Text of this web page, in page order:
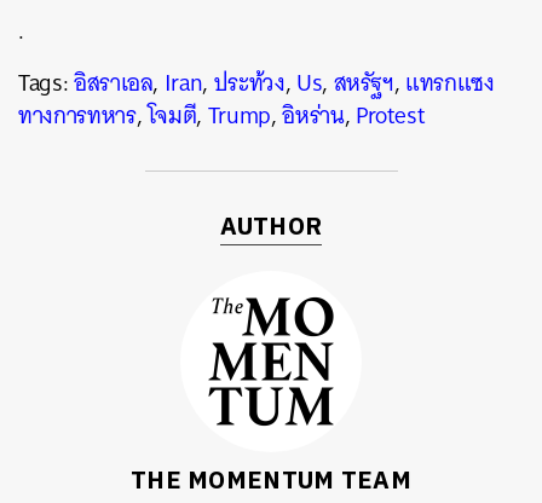
.
Tags:อิสราเอล, Iran,ประท้วง,Us,สหรัฐฯ,แทรกแซง
ทางการทหาร,โจมตี,Trump,อิหร่าน,Protest
AUTHOR
THE MOMENTUM TEAM